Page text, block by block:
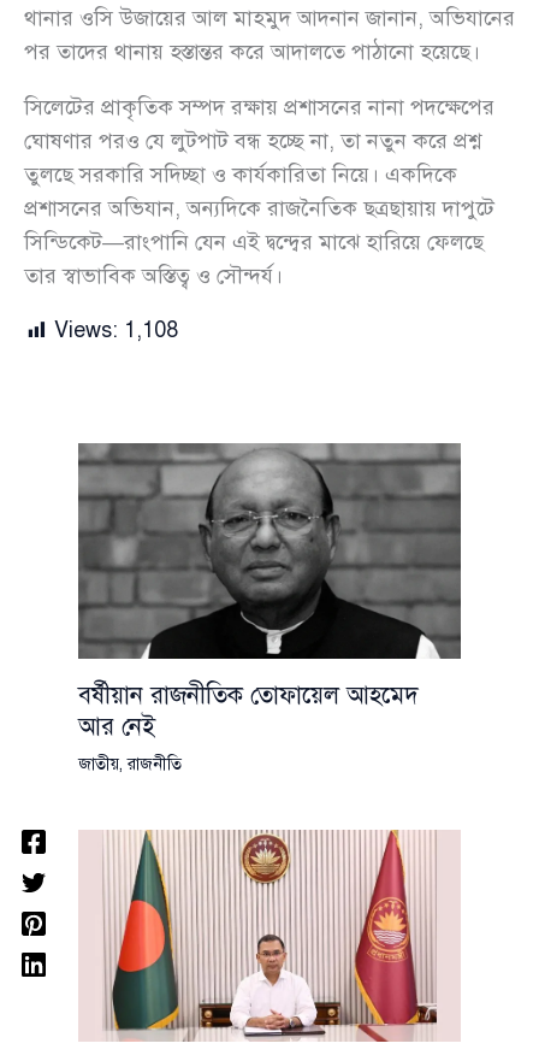
থানার ওসি উজায়ের আল মাহমুদ আদনান জানান, অভিযানের
পর তাদের থানায় হস্তান্তর করে আদালতে পাঠানো হয়েছে।
সিলেটের প্রাকৃতিক সম্পদ রক্ষায় প্রশাসনের নানা পদক্ষেপের
ঘোষণার পরও যে লুটপাট বন্ধ হচ্ছে না, তা নতুন করে প্রশ্ন
তুলছে সরকারি সদিচ্ছা ও কার্যকারিতা নিয়ে। একদিকে
প্রশাসনের অভিযান, অন্যদিকে রাজনৈতিক ছত্রছায়ায় দাপুটে
সিন্ডিকেট—রাংপানি যেন এই দ্বন্দ্বের মাঝে হারিয়ে ফেলছে
তার স্বাভাবিক অস্তিত্ব ও সৌন্দর্য।
Views: 1,108
বর্ষীয়ান রাজনীতিক তোফায়েল আহমেদ
আর নেই
জাতীয়,রাজনীতি